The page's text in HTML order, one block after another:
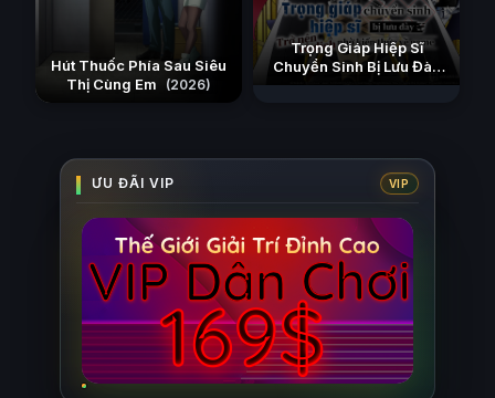
Hút Thuốc Phía Sau Siêu
Thị Cùng Em
(2026)
Trọng Giáp Hiệp Sĩ
Chuyển Sinh Bị Lưu Đày
Trở Nên Vô Địch Nhờ Kiến